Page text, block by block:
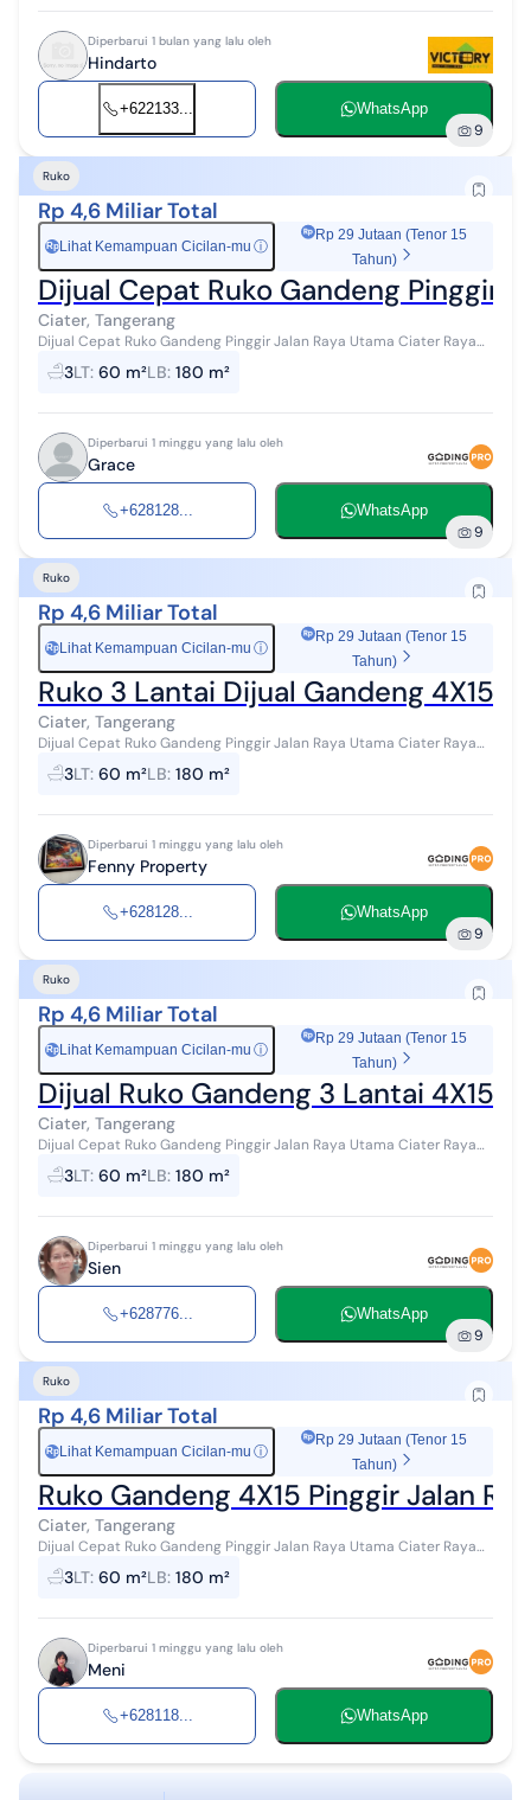
Diperbarui 1 bulan yang lalu oleh
Hindarto
+622133... WhatsApp
9
Ruko
Rp 4,6 Miliar Total
RpLihat Kemampuan Cicilan-mu ⓘ
Rp 29 Jutaan (Tenor 15
Tahun)
Dijual Cepat Ruko Gandeng Pinggir
Ciater, Tangerang
Dijual Cepat Ruko Gandeng Pinggir Jalan Raya Utama Ciater Raya
Tangsel Lt : 60 m2 (4x15) Lb : 180 m2 Km : 3 (tiap lantai ada kamar
mandi) HGB Har...
3LT: 60 m²LB: 180 m²
Diperbarui 1 minggu yang lalu oleh
Grace
+628128... WhatsApp
9
Ruko
Rp 4,6 Miliar Total
RpLihat Kemampuan Cicilan-mu ⓘ
Rp 29 Jutaan (Tenor 15
Tahun)
Ruko 3 Lantai Dijual Gandeng 4X15
Ciater, Tangerang
Dijual Cepat Ruko Gandeng Pinggir Jalan Raya Utama Ciater Raya
Tangsel Lt : 60 m2 (4x15) Lb : 180 m2 Km : 3 (tiap lantai ada kamar
mandi) HGB Har...
3LT: 60 m²LB: 180 m²
Diperbarui 1 minggu yang lalu oleh
Fenny Property
+628128... WhatsApp
9
Ruko
Rp 4,6 Miliar Total
RpLihat Kemampuan Cicilan-mu ⓘ
Rp 29 Jutaan (Tenor 15
Tahun)
Dijual Ruko Gandeng 3 Lantai 4X15
Ciater, Tangerang
Dijual Cepat Ruko Gandeng Pinggir Jalan Raya Utama Ciater Raya
Tangsel Lt : 60 m2 (4x15) Lb : 180 m2 Km : 3 (tiap lantai ada kamar
mandi) HGB Har...
3LT: 60 m²LB: 180 m²
Diperbarui 1 minggu yang lalu oleh
Sien
+628776... WhatsApp
9
Ruko
Rp 4,6 Miliar Total
RpLihat Kemampuan Cicilan-mu ⓘ
Rp 29 Jutaan (Tenor 15
Tahun)
Ruko Gandeng 4X15 Pinggir Jalan
Ciater, Tangerang
Dijual Cepat Ruko Gandeng Pinggir Jalan Raya Utama Ciater Raya
Tangsel Lt : 60 m2 (4x15) Lb : 180 m2 Km : 3 (tiap lantai ada kamar
mandi) HGB Har...
3LT: 60 m²LB: 180 m²
Diperbarui 1 minggu yang lalu oleh
Meni
+628118... WhatsApp